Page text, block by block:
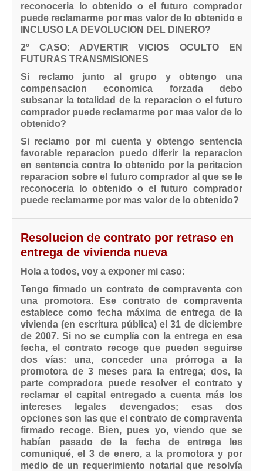
reconoceria lo obtenido o el futuro comprador
puede reclamarme por mas valor de lo obtenido e
INCLUSO LA DEVOLUCION DEL DINERO?
2º CASO: ADVERTIR VICIOS OCULTO EN
FUTURAS TRANSMISIONES
Si reclamo junto al grupo y obtengo una
compensacion economica forzada debo
subsanar la totalidad de la reparacion o el futuro
comprador puede reclamarme por mas valor de lo
obtenido?
Si reclamo por mi cuenta y obtengo sentencia
favorable reparacion puedo diferir la reparacion
en sentencia contra lo obtenido por la peritacion
reparacion sobre el futuro comprador al que se le
reconoceria lo obtenido o el futuro comprador
puede reclamarme por mas valor de lo obtenido?
Resolucion de contrato por retraso en
entrega de vivienda nueva
Hola a todos, voy a exponer mi caso:
Tengo firmado un contrato de compraventa con
una promotora. Ese contrato de compraventa
establece como fecha máxima de entrega de la
vivienda (en escritura pública) el 31 de diciembre
de 2007. Si no se cumplía con la entrega en esa
fecha, el contrato recoge que pueden seguirse
dos vías: una, conceder una prórroga a la
promotora de 3 meses para la entrega; dos, la
parte compradora puede resolver el contrato y
reclamar el capital entregado a cuenta más los
intereses legales devengados; esas dos
opciones son las que el contrato de compraventa
firmado recoge. Bien, pues yo, viendo que se
habían pasado de la fecha de entrega les
comuniqué, el 3 de enero, a la promotora y por
medio de un requerimiento notarial que resolvía